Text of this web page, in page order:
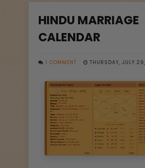
HINDU MARRIAGE
CALENDAR
1 COMMENT THURSDAY, JULY